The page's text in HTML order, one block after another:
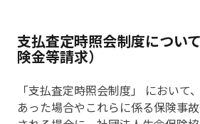
支払査定時照会制度につい
険金等請求）
「支払査定時照会制度」 において
あった場合やこれらに係る保険事